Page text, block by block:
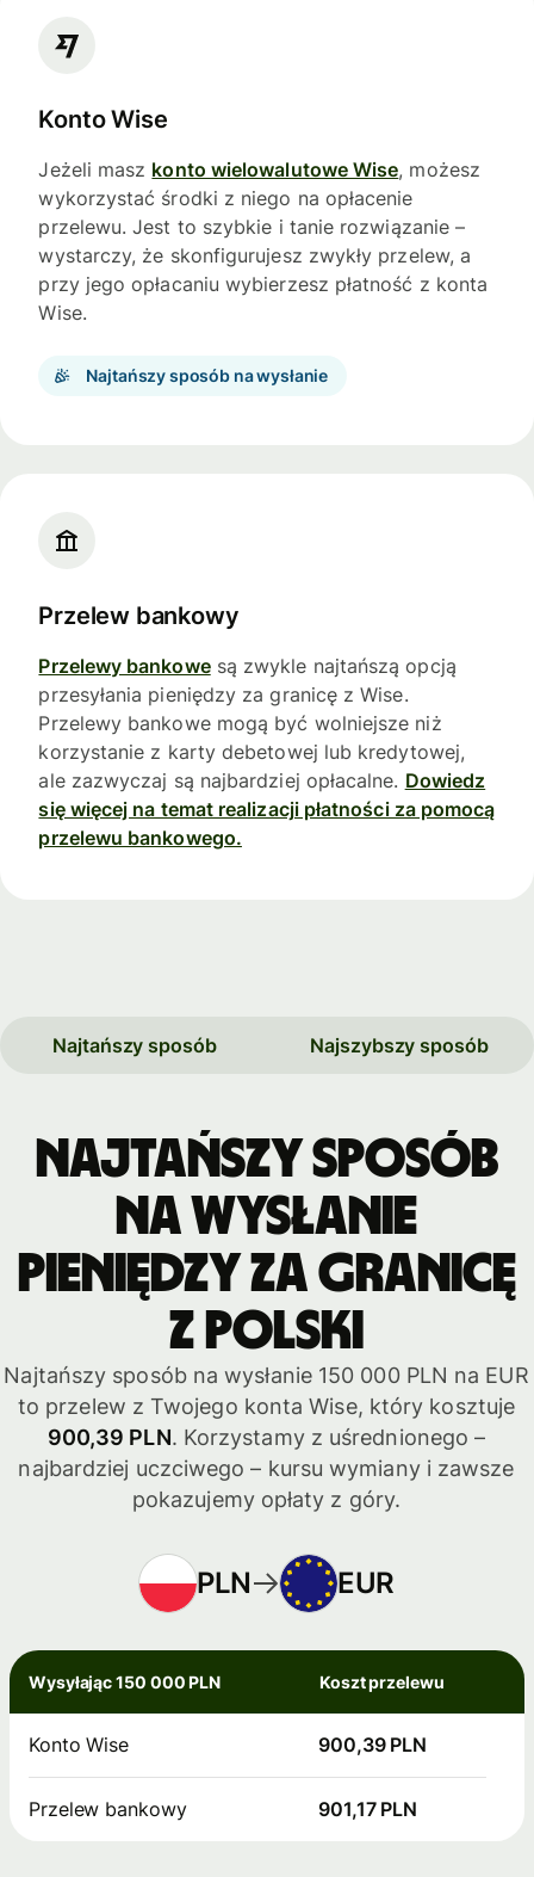
Konto Wise
Jeżeli masz konto wielowalutowe Wise, możesz
wykorzystać środki z niego na opłacenie
przelewu. Jest to szybkie i tanie rozwiązanie –
wystarczy, że skonfigurujesz zwykły przelew, a
przy jego opłacaniu wybierzesz płatność z konta
Wise.
Najtańszy sposób na wysłanie
Przelew bankowy
Przelewy bankowesą zwykle najtańszą opcją
przesyłania pieniędzy za granicę z Wise.
Przelewy bankowe mogą być wolniejsze niż
korzystanie z karty debetowej lub kredytowej,
ale zazwyczaj są najbardziej opłacalne. Dowiedz
się więcej na temat realizacji płatności za pomocą
przelewu bankowego.
Najtańszy sposób Najszybszy sposób
Najtańszy sposób
na wysłanie
pieniędzy za granicę
z Polski
Najtańszy sposób na wysłanie 150 000 PLN na EUR
to przelew z Twojego konta Wise, który kosztuje
900,39 PLN. Korzystamy z uśrednionego –
najbardziej uczciwego – kursu wymiany i zawsze
pokazujemy opłaty z góry.
PLN EUR
Wysyłając 150 000 PLN Koszt przelewu
Konto Wise 900,39 PLN
Przelew bankowy 901,17 PLN